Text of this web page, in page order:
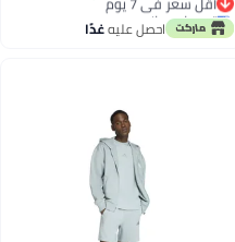
توصيل مجاني
أقل سعر في 7 يوماحصل عليهغدًا